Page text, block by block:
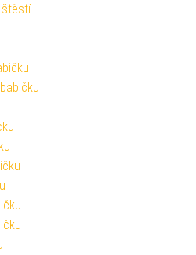
štěstí